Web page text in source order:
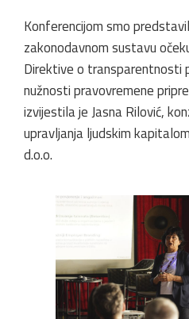
Konferencijom smo
zakonodavnom sustavu
Direktive o transparentnosti
nužnosti pravovremene
izvijestila je Jasna Rilović,
upravljanja ljudskim
d.o.o.